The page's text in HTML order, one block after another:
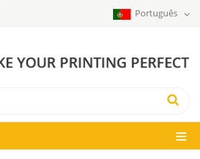
Português